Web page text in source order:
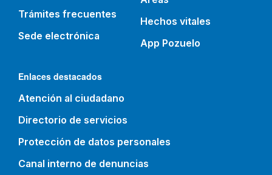
Trámites frecuentes
Sede electrónica
Hechos vitales
App Pozuelo
Enlaces destacados
Atención al ciudadano
Directorio de servicios
Protección de datos personales
Canal interno de denuncias